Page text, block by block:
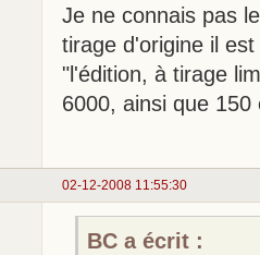
Je ne connais pas
tirage d'origine il
"l'édition, à tirage
6000, ainsi que
02-12-2008 11:55:30
BC a écrit :